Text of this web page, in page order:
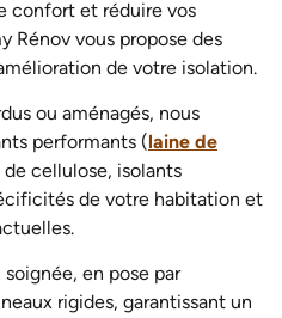
confort et réduire vos
Rénov vous propose des
de votre isolation.
ou aménagés, nous
performants (laine de
cellulose, isolants
de votre habitation et
en pose par
rigides, garantissant un